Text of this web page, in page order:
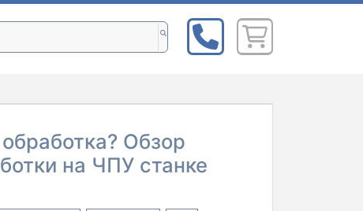
Обзор
на ЧПУ станке